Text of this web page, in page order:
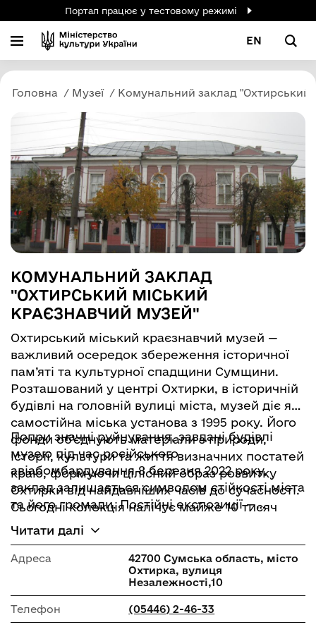
Портал працює у тестовому режимі
EN
Головна Музеї Комунальний заклад "Охтирський
КОМУНАЛЬНИЙ ЗАКЛАД
"ОХТИРСЬКИЙ МІСЬКИЙ
КРАЄЗНАВЧИЙ МУЗЕЙ"
Охтирський міський краєзнавчий музей —
важливий осередок збереження історичної
пам’яті та культурної спадщини Сумщини.
Розташований у центрі Охтирки, в історичній
будівлі на головній вулиці міста, музей діє як
самостійна міська установа з 1995 року. Його
фонди об’єднують матеріали з природи,
історії, культури та життя визначних постатей
краю, формуючи цілісний образ розвитку
Охтирки від найдавніших часів до сучасності.
Сьогодні колекція налічує майже 10 тисяч
музейних предметів.
Попри значні руйнування, завдані будівлі
музею під час російського
авіабомбардування 8 березня 2022 року,
заклад залишається символом стійкості міста
та його громади. Постійні експозиції —
та «Наш край в роки Другої світової війни» —
доповнюються виставковою залою й
широкою екскурсійною програмою, що
охоплює козацьку спадщину, літературно-
мистецьке життя, духовні святині та природні
ландшафти Охтирщини. Музей не лише
Читати далі
Адреса
42700 Сумська область, місто
Охтирка, вулиця
Незалежності,10
Телефон (05446) 2-46-33